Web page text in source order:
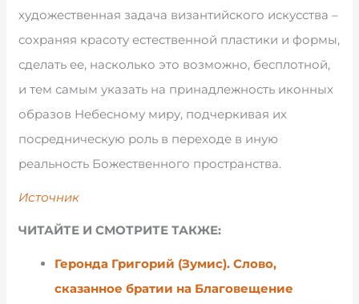
художественная задача византийского искусства –
сохраняя красоту естественной пластики и формы,
сделать ее, насколько это возможно, бесплотной,
и тем самым указать на принадлежность иконных
образов Небесному миру, подчеркивая их
посредническую роль в переходе в иную
реальность Божественного пространства.
Источник
ЧИТАЙТЕ И СМОТРИТЕ ТАКЖЕ:
Геронда Григорий (Зумис). Слово,
сказанное братии на Благовещение